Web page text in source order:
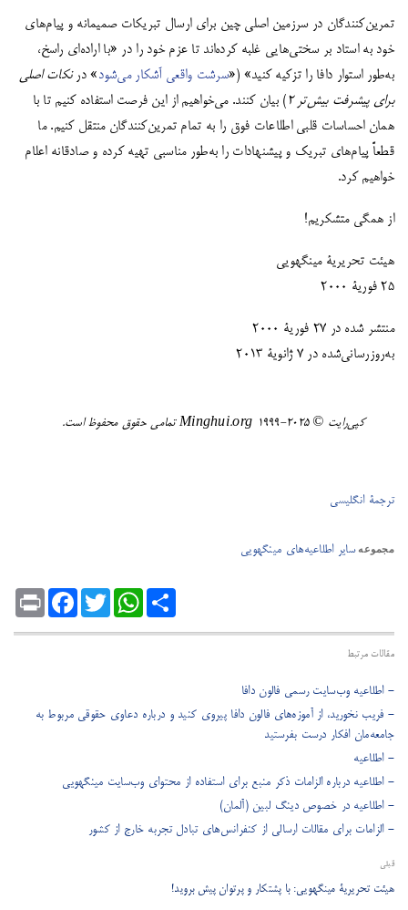
تمرین‌کنندگان در سرزمین اصلی چین برای ارسال تبریکات صمیمانه و پیام‌های
خود به استاد بر سختی‌هایی غلبه کرده‌اند تا عزم خود را در «با اراده‌ای راسخ،
به‌طور استوار دافا را تزکیه کنید» («سرشت واقعی آشکار می‌شود» درنکات اصلی
برای پیشرفت بیش‌تر 2 ) بیان کنند. می‌خواهیم از این فرصت استفاده کنیم تا با
همان احساسات قلبی اطلاعات فوق را به تمام تمرین‌کنندگان منتقل کنیم. ما
قطعاً پیام‌های تبریک و پیشنهادات را به‌طور مناسبی تهیه کرده و صادقانه اعلام
خواهیم کرد.
از همگی متشکریم!
هیئت تحریریۀ مینگهویی
25 فوریۀ 2000
منتشر شده در 27 فوریۀ 2000
به‌روزرسانی‌شده در 7 ژانویۀ 2013
کپی‌رایت ©️ ٢٠٢٥-١٩٩٩ Minghui.org تمامی حقوق محفوظ است.
ترجمۀ انگلیسی
مجموعهسایر اطلاعیه‌های مینگهویی
Print
FacebookTwitter
WhatsAppShare
مقالات مرتبط
- اطلاعیه وب‌سایت رسمی فالون دافا
- فریب نخورید، از آموزه‌های فالون دافا پیروی کنید و درباره دعاوی حقوقی مربوط به
جامعه‌مان افکار درست بفرستید
- اطلاعیه
- اطلاعیه درباره الزامات ذکر منبع برای استفاده از محتوای وب‌سایت مینگهویی
- اطلاعیه در خصوص دینگ لبین (آلمان)
- الزامات برای مقالات ارسالی از کنفرانس‌های تبادل تجربه خارج از کشور
قبلی
​هیئت تحریریۀ مینگهویی: با پشتکار و پرتوان پیش بروید!